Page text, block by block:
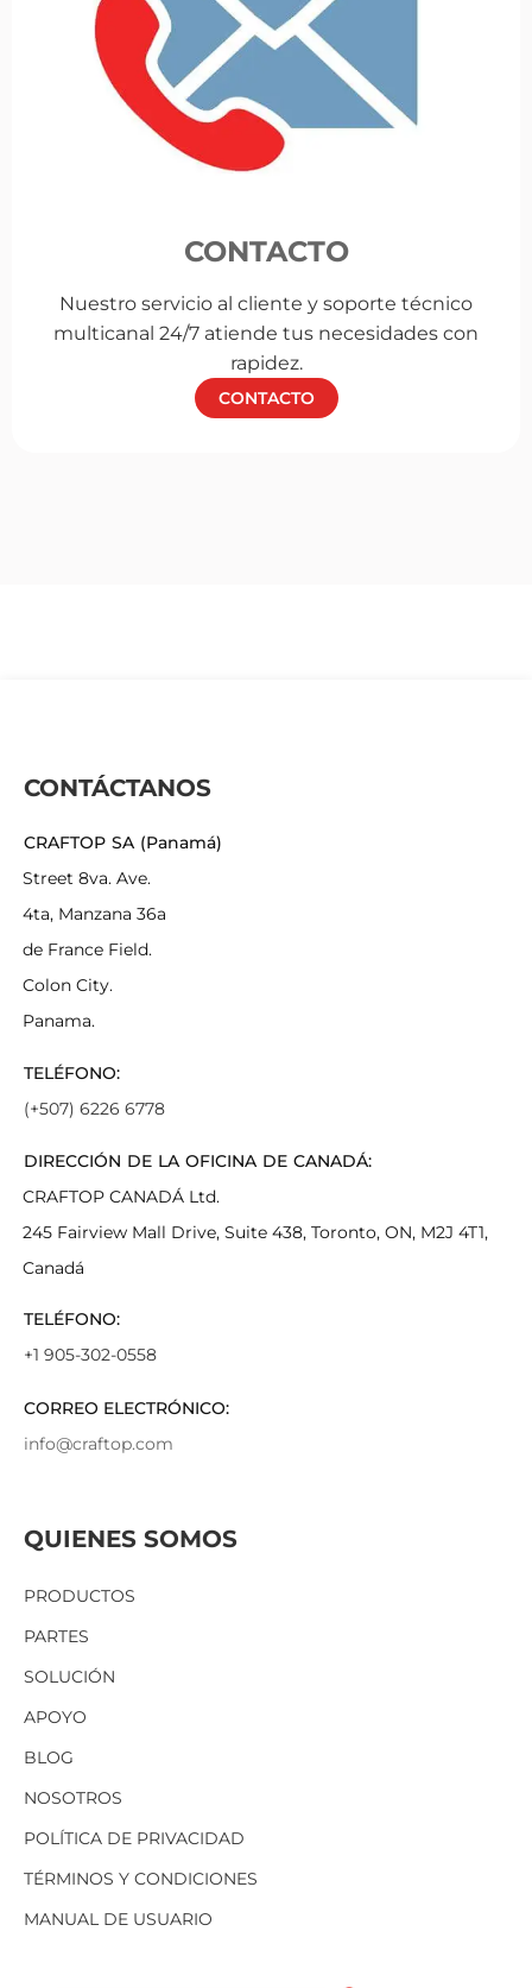
CONTACTO
Nuestro servicio al cliente y soporte técnico
multicanal 24/7 atiende tus necesidades con
rapidez.
CONTACTO
QUIENES SOMOS
PRODUCTOS
PARTES
SOLUCIÓN
APOYO
BLOG
NOSOTROS
POLÍTICA DE PRIVACIDAD
TÉRMINOS Y CONDICIONES
MANUAL DE USUARIO
CONTÁCTANOS
CRAFTOP SA (Panamá)
Street 8va. Ave.
4ta, Manzana 36a
de France Field.
Colon City.
Panama.
TELÉFONO:
(+507) 6226 6778
DIRECCIÓN DE LA OFICINA DE CANADÁ:
CRAFTOP CANADÁ Ltd.
245 Fairview Mall Drive, Suite 438, Toronto, ON, M2J 4T1,
Canadá
TELÉFONO:
+1 905-302-0558
CORREO ELECTRÓNICO:
info@craftop.com